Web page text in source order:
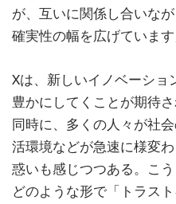
が、互いに関係し合いな
確実性の幅を広げています
Xは、新しいイノベーショ
豊かにしてくことが期待
同時に、多くの人々が社
活環境などが急速に様変
惑いも感じつつある。こ
どのような形で「トラス